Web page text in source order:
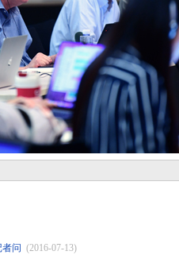
问 (2016-07-13)